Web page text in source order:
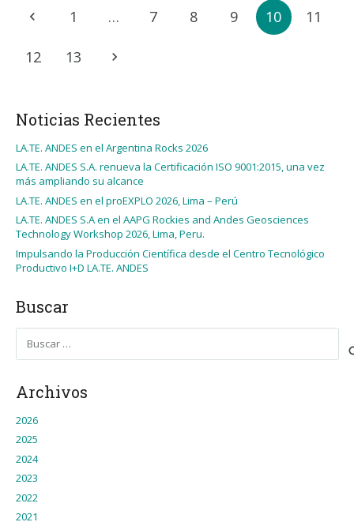
1 … 7 8 9 10 11
12 13
Noticias Recientes
LA.TE. ANDES en el Argentina Rocks 2026
LA.TE. ANDES S.A. renueva la Certificación ISO 9001:2015, una vez
más ampliando su alcance
LA.TE. ANDES en el proEXPLO 2026, Lima – Perú
LA.TE. ANDES S.A en el AAPG Rockies and Andes Geosciences
Technology Workshop 2026, Lima, Peru.
Impulsando la Producción Científica desde el Centro Tecnológico
Productivo I+D LA.TE. ANDES
Buscar
Archivos
2026
2025
2024
2023
2022
2021